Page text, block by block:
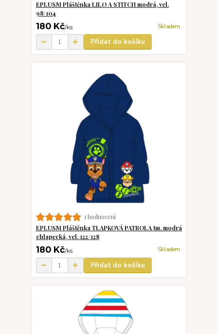
EPLUSM Pláštěnka LILO A STITCH modrá, vel.
98/104
180 Kč/ks Skladem
Přidat do košíku
1 hodnocení
EPLUSM Pláštěnka TLAPKOVÁ PATROLA tm. modrá
chlapecká, vel. 122/128
180 Kč/ks Skladem
Přidat do košíku